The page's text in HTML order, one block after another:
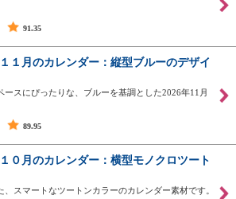
91.35
１月のカレンダー：縦型ブルーのデザイ
ースにぴったりな、ブルーを基調とした2026年11月
89.95
０月のカレンダー：横型モノクロツート
、スマートなツートンカラーのカレンダー素材です。